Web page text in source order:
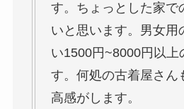
す。ちょっとした家で
いと思います。男女用
い1500円~8000円以上
す。何処の古着屋さん
高感がします。